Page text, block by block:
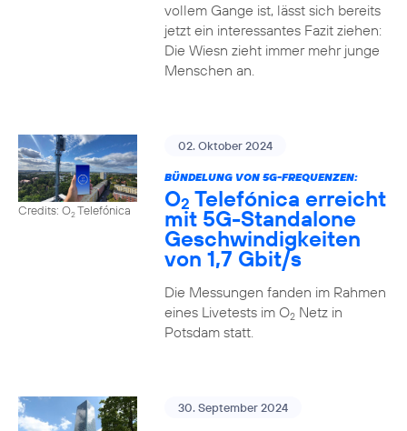
vollem Gange ist, lässt sich bereits
jetzt ein interessantes Fazit ziehen:
Die Wiesn zieht immer mehr junge
Menschen an.
Credits: O2Telefónica
02. Oktober 2024
BÜNDELUNG VON 5G-FREQUENZEN:
O2 Telefónica erreicht
mit 5G-Standalone
Geschwindigkeiten
von 1,7 Gbit/s
Die Messungen fanden im Rahmen
eines Livetests im O2Netz in
Potsdam statt.
30. September 2024